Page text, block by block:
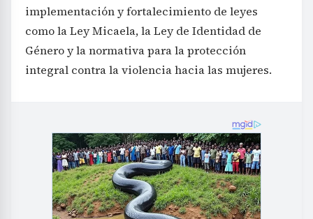
implementación y fortalecimiento de leyes
como la Ley Micaela, la Ley de Identidad de
Género y la normativa para la protección
integral contra la violencia hacia las mujeres.